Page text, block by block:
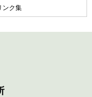
ンク集